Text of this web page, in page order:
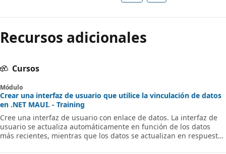
Recursos adicionales
Cursos
Módulo
Crear una interfaz de usuario que utilice la vinculación de datos
en .NET MAUI. - Training
Cree una interfaz de usuario con enlace de datos. La interfaz de
usuario se actualiza automáticamente en función de los datos
más recientes, mientras que los datos se actualizan en respuesta